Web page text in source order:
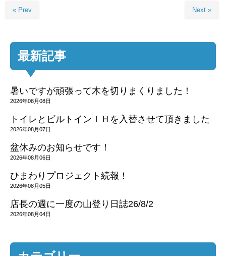
« Prev Next »
最新記事
暑いですが頑張って木を切りまくりました！
2026年08月08日
トイレとビルトインＩＨを入替させて頂きました
2026年08月07日
盆休みのお知らせです！
2026年08月06日
ひまわりプロジェクト続報！
2026年08月05日
店長の週に一度の山登り日誌26/8/2
2026年08月04日